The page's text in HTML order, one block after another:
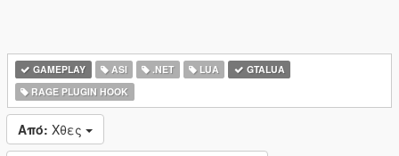
GAMEPLAY ASI .NET LUA
GTALUA
RAGE PLUGIN HOOK
Από: Χθες